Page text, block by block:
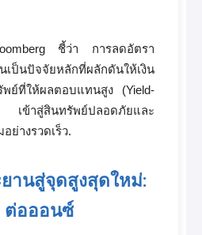
ชี้ว่า การลดอัตรา
ป็นปัจจัยหลักที่ผลักดันให้เงิน
ย์ที่ให้ผลตอบแทนสูง (Yield-
ข้าสู่สินทรัพย์ปลอดภัยและ
ย่างรวดเร็ว.
านสู่จุดสูงสุดใหม่:
ต่อออนซ์